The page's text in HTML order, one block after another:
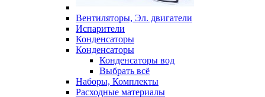
Вентиляторы, Эл. двигатели
Испарители
Конденсаторы
Конденсаторы
Конденсаторы вод
Выбрать всё
Наборы, Комплекты
Расходные материалы